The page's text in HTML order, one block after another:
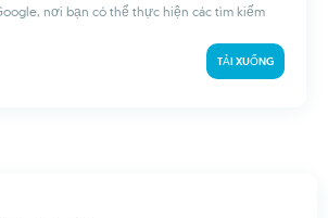
nơi bạn có thể thực hiện các tìm kiếm
TẢI XUỐNG